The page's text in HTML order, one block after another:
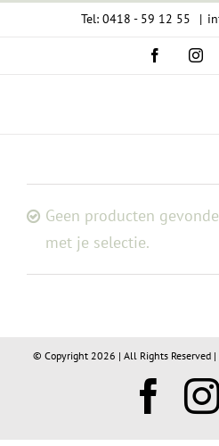
Tel: 0418 - 59 12 55 |
Facebook
Geen producten
met je selectie.
© Copyright 2026 | All Rights Reserved |